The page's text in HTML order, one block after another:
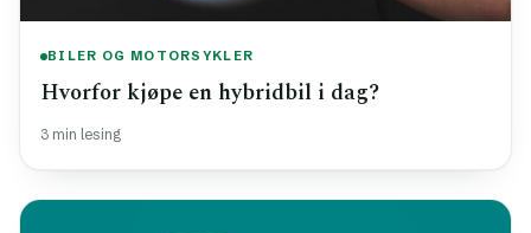
BILER OG MOTORSYKLER
Hvorfor kjøpe en hybridbil i dag?
3 min lesing